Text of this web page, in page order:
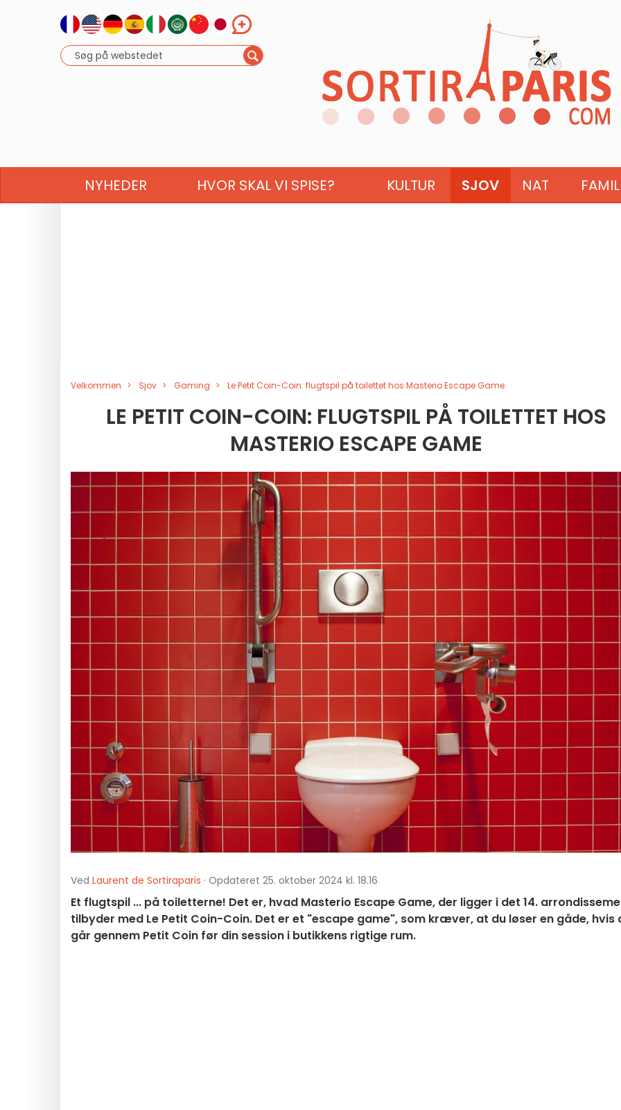
NYHEDER HVOR SKAL VI SPISE? KULTUR SJOV NAT
Velkommen Sjov Gaming Le Petit Coin-Coin: flugtspil på toilettet hos Masterio Escape Game
LE PETIT COIN-COIN: FLUGTSPIL PÅ TOILETTET HOS
MASTERIO ESCAPE GAME
Ved Laurent de Sortiraparis · Opdateret 25. oktober 2024 kl. 18.16
Et flugtspil ... på toiletterne! Det er, hvad Masterio Escape Game, der ligger i det 14.
tilbyder med Le Petit Coin-Coin. Det er et "escape game", som kræver, at du løser en gåde, hvis
går gennem Petit Coin før din session i butikkens rigtige rum.